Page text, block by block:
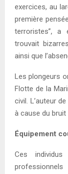
exercices, au
première
terroristes”, a
trouvait
ainsi que
Les plongeurs
Flotte de la
civil. L’auteur
à cause du bruit
Équipement
Ces individus